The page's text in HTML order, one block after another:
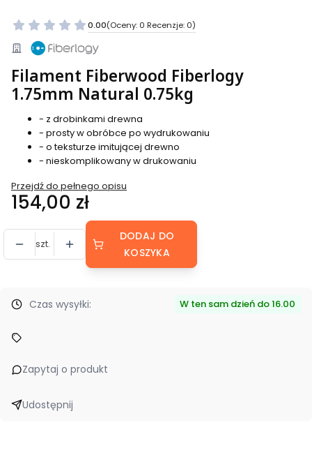
0.00(Oceny: 0 Recenzje: 0)
Filament Fiberwood Fiberlogy
1.75mm Natural 0.75kg
- z drobinkami drewna
- prosty w obróbce po wydrukowaniu
- o teksturze imitującej drewno
- nieskomplikowany w drukowaniu
Przejdź do pełnego opisu
Cena
154,00 zł
szt.
DODAJ DO
KOSZYKA
Czas wysyłki: W ten sam dzień do 16.00
Zapytaj o produkt
Udostępnij